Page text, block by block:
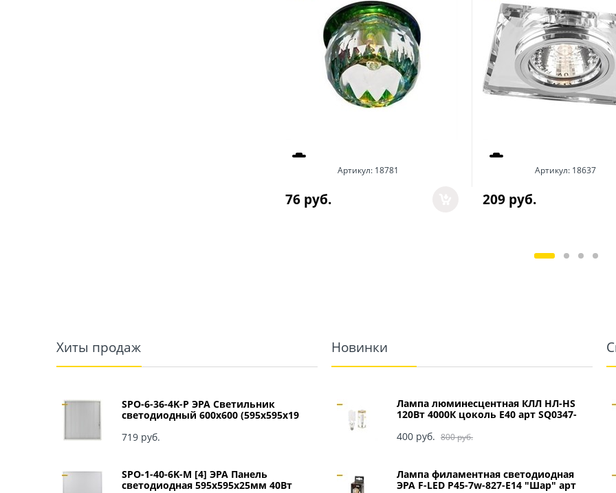
Артикул: 18781
76 руб.
Артикул: 18637
209 руб.
Хиты продаж
SPO-6-36-4K-P ЭРА Светильник
светодиодный 600х600 (595x595x19
Призма Б0039057
719 руб.
SPO-1-40-6K-M [4] ЭРА Панель
светодиодная 595x595x25мм 40Вт
Новинки
Лампа люминесцентная КЛЛ НЛ-HS
120Вт 4000К цоколь Е40 арт SQ0347-
800 руб.
400 руб.
Лампа филаментная светодиодная
ЭРА F-LED P45-7w-827-E14 "Шар" арт